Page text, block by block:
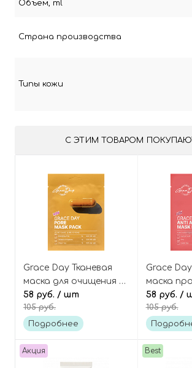
Объём, ml
Страна производства
Типы кожи
С ЭТИМ ТОВАРОМ
Grace Day Тканевая
маска для очищения и
сужения пор с
кислотами Pore Mask
Pack
58 руб. / шт
105 руб.
Подробнее
Grace
маска
цинком и
кислотой Anti Acne
Mask
58 руб. /
105 руб.
Акция Best